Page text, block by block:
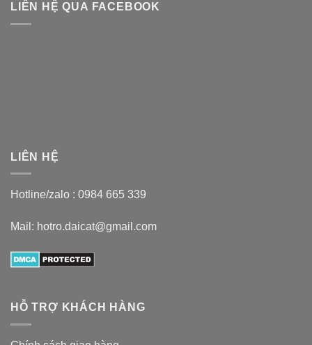
LIÊN HỆ QUA FACEBOOK
LIÊN HỆ
Hotline/zalo : 0984 665 339
Mail: hotro.daicat@gmail.com
HỖ TRỢ KHÁCH HÀNG